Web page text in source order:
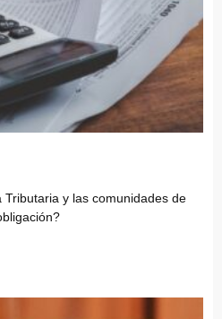
Tributaria y las comunidades de